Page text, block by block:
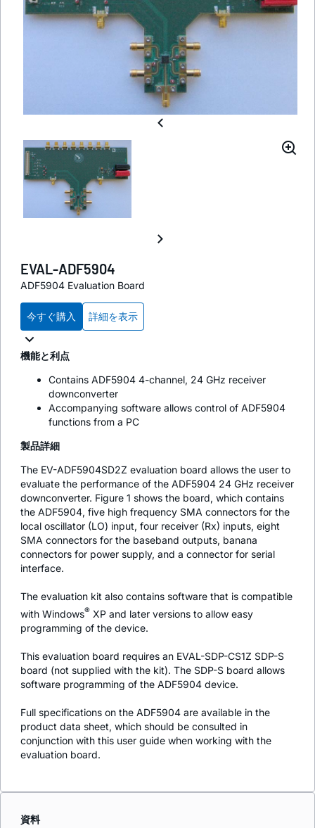
EVAL-ADF5904
ADF5904 Evaluation Board
今すぐ購入 詳細を表示
機能と利点
Contains ADF5904 4-channel, 24 GHz receiver
downconverter
Accompanying software allows control of ADF5904
functions from a PC
製品詳細
The EV-ADF5904SD2Z evaluation board allows the user to
evaluate the performance of the ADF5904 24 GHz receiver
downconverter. Figure 1 shows the board, which contains
the ADF5904, five high frequency SMA connectors for the
local oscillator (LO) input, four receiver (Rx) inputs, eight
SMA connectors for the baseband outputs, banana
connectors for power supply, and a connector for serial
interface.
The evaluation kit also contains software that is compatible
with Windows® XP and later versions to allow easy
programming of the device.
This evaluation board requires an EVAL-SDP-CS1Z SDP-S
board (not supplied with the kit). The SDP-S board allows
software programming of the ADF5904 device.
Full specifications on the ADF5904 are available in the
product data sheet, which should be consulted in
conjunction with this user guide when working with the
evaluation board.
資料